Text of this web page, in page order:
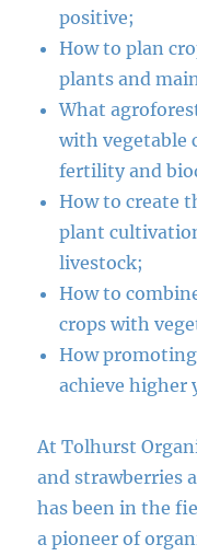
positive;
How to plan
plants and
What
with vegetable
fertility and
How to create
plant
livestock;
How to
crops with
How
achieve higher
At Tolhurst
and strawberries
has been in the
a pioneer of